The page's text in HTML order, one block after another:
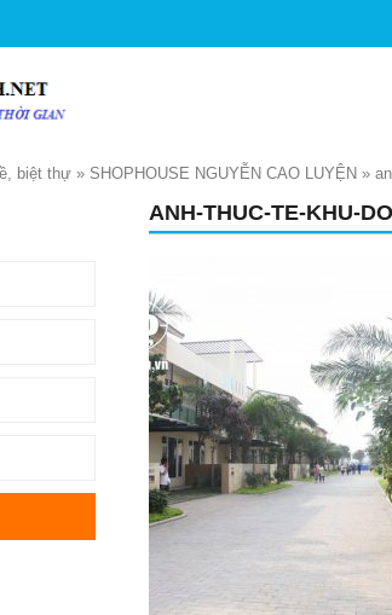
biệt thự » SHOPHOUSE NGUYỄN CAO LUYỆN »
ANH-THUC-TE-KHU-